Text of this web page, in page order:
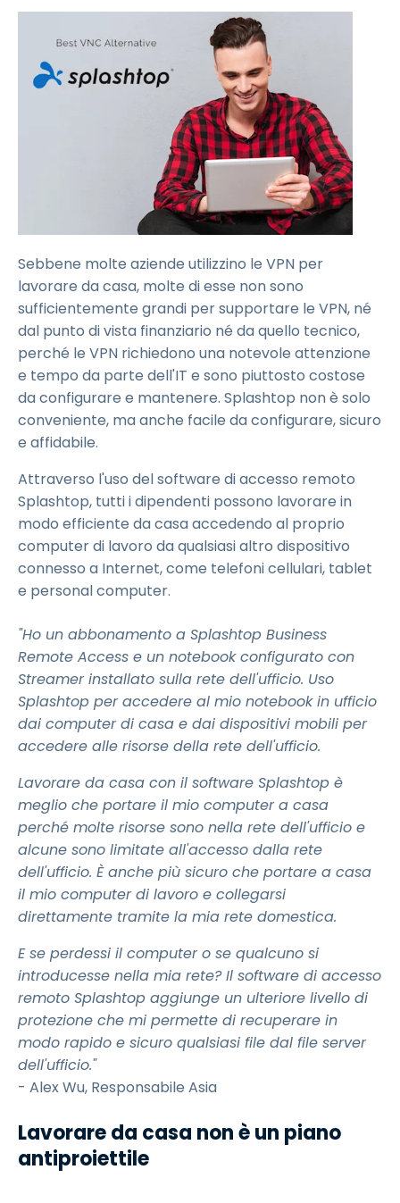
Sebbene molte aziende utilizzino le VPN per
lavorare da casa, molte di esse non sono
sufficientemente grandi per supportare le VPN, né
dal punto di vista finanziario né da quello tecnico,
perché le VPN richiedono una notevole attenzione
e tempo da parte dell'IT e sono piuttosto costose
da configurare e mantenere. Splashtop non è solo
conveniente, ma anche facile da configurare, sicuro
e affidabile.
Attraverso l'uso del software di accesso remoto
Splashtop, tutti i dipendenti possono lavorare in
modo efficiente da casa accedendo al proprio
computer di lavoro da qualsiasi altro dispositivo
connesso a Internet, come telefoni cellulari, tablet
e personal computer.
"Ho un abbonamento a Splashtop Business
Remote Access e un notebook configurato con
Streamer installato sulla rete dell'ufficio. Uso
Splashtop per accedere al mio notebook in ufficio
dai computer di casa e dai dispositivi mobili per
accedere alle risorse della rete dell'ufficio.
Lavorare da casa con il software Splashtop è
meglio che portare il mio computer a casa
perché molte risorse sono nella rete dell'ufficio e
alcune sono limitate all'accesso dalla rete
dell'ufficio. È anche più sicuro che portare a casa
il mio computer di lavoro e collegarsi
direttamente tramite la mia rete domestica.
E se perdessi il computer o se qualcuno si
introducesse nella mia rete? Il software di accesso
remoto Splashtop aggiunge un ulteriore livello di
protezione che mi permette di recuperare in
modo rapido e sicuro qualsiasi file dal file server
dell'ufficio."
- Alex Wu, Responsabile Asia
Lavorare da casa non è un piano
antiproiettile